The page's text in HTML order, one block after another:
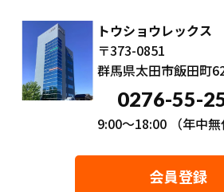
トウショウレックス
〒373-0851
群馬県太田市飯田町
0276-55-
9:00～18:00 （年中無
会員登録